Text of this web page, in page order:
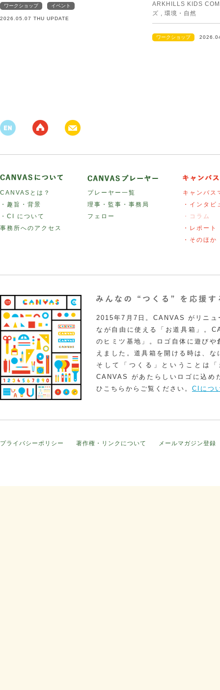
ワークショップ イベント
2026.05.07 THU UPDATE
ARKHILLS KIDS
ズ , 環境・自然
ワークショップ
CANVASとは？
・趣旨・背景
・CI について
事務所へのアクセス
プレーヤー一覧
理事・監事・事務局
フェロー
キャンバス
・インタビ
・コラム
・レポート
・そのほか
2015年7月7日。CANVAS がリニュ
なが自由に使える「お道具箱」。
のヒミツ基地」。ロゴ自体に遊び
えました。道具箱を開ける時は、
そして「つくる」ということは
CANVAS があたらしいロゴに込め
ひこちらからご覧ください。 CIにつ
プライバシーポリシー 著作権・リンクについて メールマガジン登録